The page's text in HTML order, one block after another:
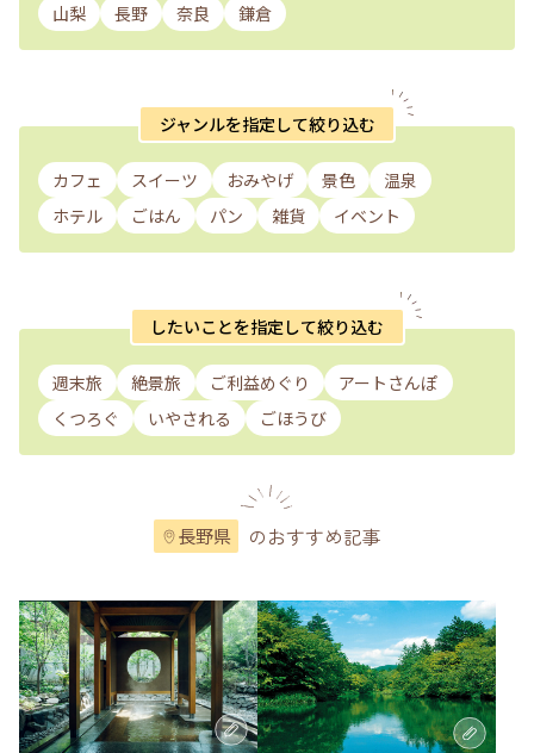
山梨
長野 奈良 鎌倉
ジャンルを指定して絞り込む
カフェ スイーツ おみやげ 景色
温泉
ホテル
ごはん パン 雑貨 イベント
したいことを指定して絞り込む
週末旅 絶景旅 ご利益めぐり
アートさんぽ
くつろぐ
いやされる ごほうび
長野県 のおすすめ記事